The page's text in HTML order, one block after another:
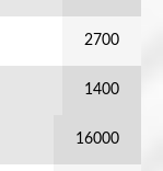
2700
1400
16000